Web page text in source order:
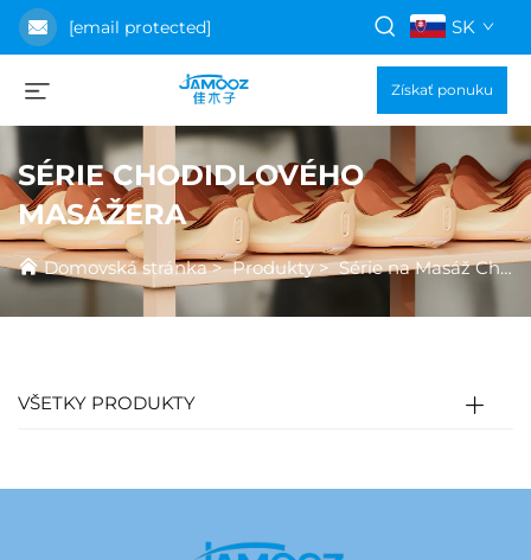
[email protected] SK
Získať ponuku
SÉRIE CHODIDLOVÉHO
MASÁŽERA
Domovská stránka>Produkty>Série na Masáž Chodidla
VŠETKY PRODUKTY